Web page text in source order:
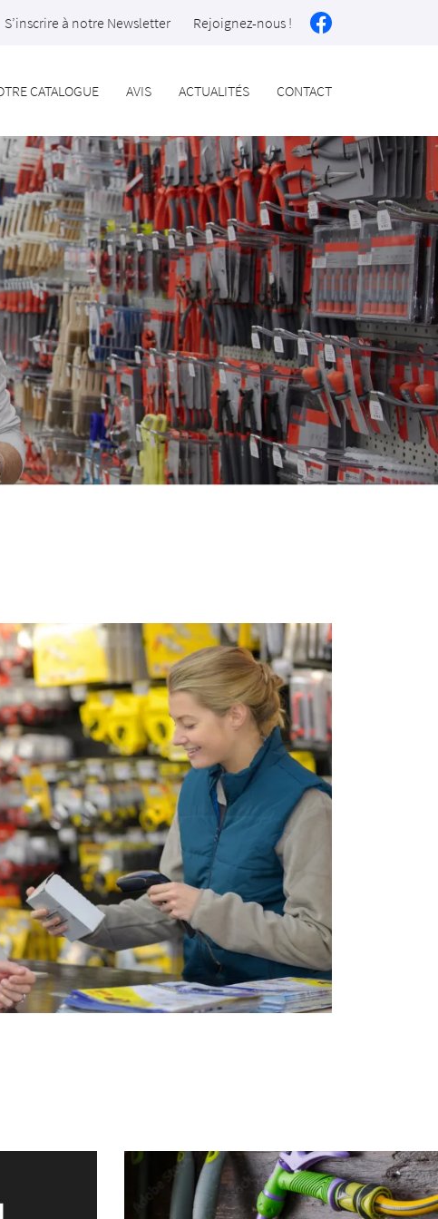
S’inscrire à notre Newsletter Rejoignez-nous !
CATALOGUE AVIS ACTUALITÉS CONTACT